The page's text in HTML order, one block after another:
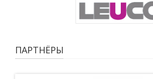
ПАРТНЁРЫ